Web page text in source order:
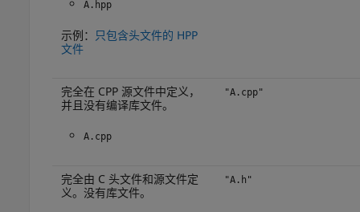
A.hpp
示例： 只包含头文件的 HPP
文件
完全在 CPP 源文件中定义，
并且没有编译库文件。
A.cpp
"A.cpp"
完全由 C 头文件和源文件定
义。没有库文件。
"A.h"